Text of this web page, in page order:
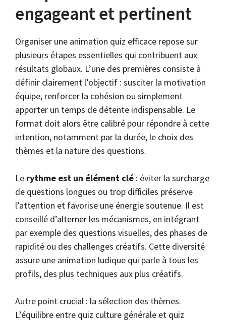
engageant et pertinent
Organiser une animation quiz efficace repose sur
plusieurs étapes essentielles qui contribuent aux
résultats globaux. L’une des premières consiste à
définir clairement l’objectif : susciter la motivation
équipe, renforcer la cohésion ou simplement
apporter un temps de détente indispensable. Le
format doit alors être calibré pour répondre à cette
intention, notamment par la durée, le choix des
thèmes et la nature des questions.
Le rythme est un élément clé : éviter la surcharge
de questions longues ou trop difficiles préserve
l’attention et favorise une énergie soutenue. Il est
conseillé d’alterner les mécanismes, en intégrant
par exemple des questions visuelles, des phases de
rapidité ou des challenges créatifs. Cette diversité
assure une animation ludique qui parle à tous les
profils, des plus techniques aux plus créatifs.
Autre point crucial : la sélection des thèmes.
L’équilibre entre quiz culture générale et quiz